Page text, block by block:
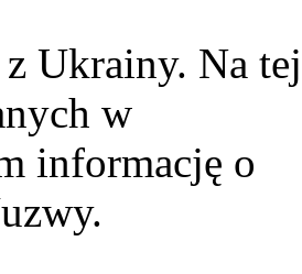
Ukrainy. Na tej
w
informację o